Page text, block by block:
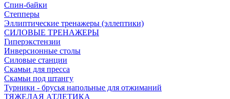
Спин-байки
Степперы
Эллиптические тренажеры (эллептики)
СИЛОВЫЕ ТРЕНАЖЕРЫ
Гиперэкстензии
Инверсионные столы
Силовые станции
Скамьи для пресса
Скамьи под штангу
Турники - брусья напольные для отжиманий
ТЯЖЕЛАЯ АТЛЕТИКА